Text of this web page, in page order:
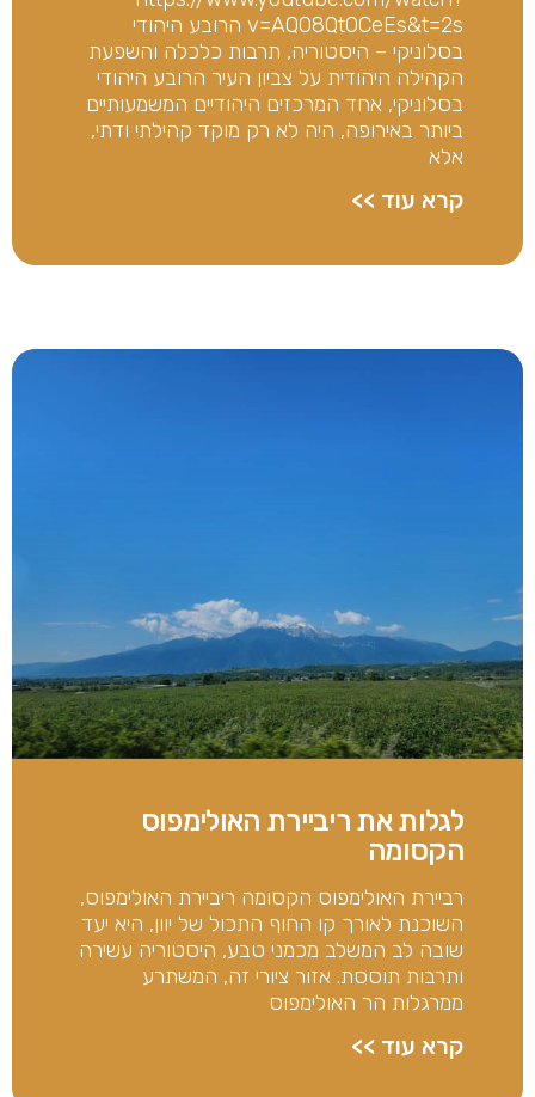
v=AQ08QtOCeEs&t=2s הרובע היהודי
בסלוניקי – היסטוריה, תרבות כלכלה והשפעת
הקהילה היהודית על צביון העיר הרובע היהודי
בסלוניקי, אחד המרכזים היהודיים המשמעותיים
ביותר באירופה, היה לא רק מוקד קהילתי ודתי,
אלא
קרא עוד >>
לגלות את ריביירת האולימפוס
הקסומה
רביירת האולימפוס הקסומה ריביירת האולימפוס,
השוכנת לאורך קו החוף התכול של יוון, היא יעד
שובה לב המשלב מכמני טבע, היסטוריה עשירה
ותרבות תוססת. אזור ציורי זה, המשתרע
ממרגלות הר האולימפוס
קרא עוד >>